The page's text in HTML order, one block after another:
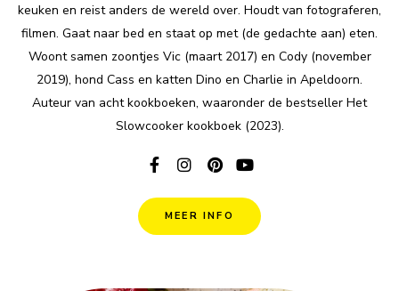
keuken en reist anders de wereld over. Houdt van fotograferen,
filmen. Gaat naar bed en staat op met (de gedachte aan) eten.
Woont samen zoontjes Vic (maart 2017) en Cody (november
2019), hond Cass en katten Dino en Charlie in Apeldoorn.
Auteur van acht kookboeken, waaronder de bestseller Het
Slowcooker kookboek (2023).
MEER INFO